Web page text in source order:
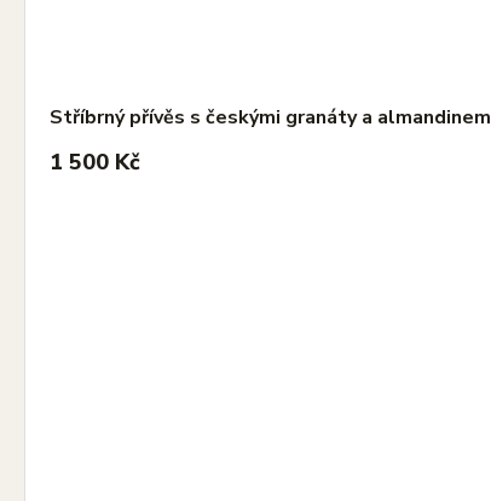
Stříbrný přívěs s českými granáty a almandinem
1 500 Kč